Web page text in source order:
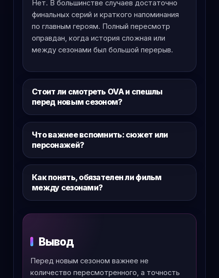
Нет. В большинстве случаев достаточно
финальных серий и краткого напоминания
по главным героям. Полный пересмотр
оправдан, когда история сложная или
между сезонами был большой перерыв.
Стоит ли смотреть OVA и спешлы
перед новым сезоном?
Что важнее вспомнить: сюжет или
персонажей?
Как понять, обязателен ли фильм
между сезонами?
Вывод
Перед новым сезоном важнее не
количество пересмотренного, а точность